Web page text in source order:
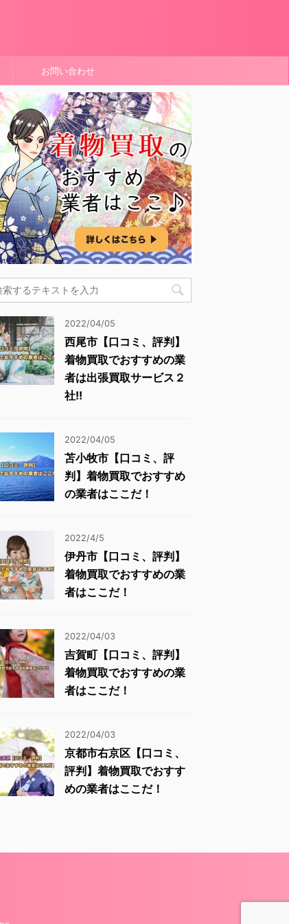
お問い合わせ
2022/04/05
西尾市【口コミ、評判】
着物買取でおすすめの業
者は出張買取サービス２
社!!
2022/04/05
苫小牧市【口コミ、評
判】着物買取でおすすめ
の業者はここだ！
2022/4/5
伊丹市【口コミ、評判】
着物買取でおすすめの業
者はここだ！
2022/04/03
吉賀町【口コミ、評判】
着物買取でおすすめの業
者はここだ！
2022/04/03
京都市右京区【口コミ、
評判】着物買取でおすす
めの業者はここだ！